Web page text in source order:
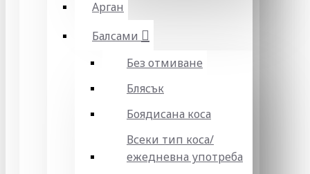
Арган
Балсами
Без отмиване
Блясък
Боядисана коса
Всеки тип коса/
ежедневна употреба